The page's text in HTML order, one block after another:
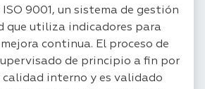
9001, un sistema de gestión
que utiliza indicadores para
continua. El proceso de
de principio a fin por
calidad interno y es validado